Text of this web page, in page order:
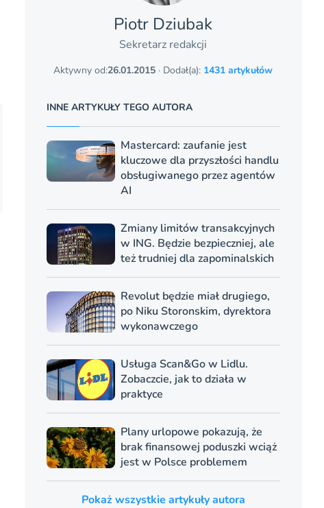
Piotr Dziubak
Sekretarz redakcji
Aktywny od:26.01.2015 · Dodał(a): 1431 artykułów
INNE ARTYKUŁY TEGO AUTORA
Mastercard: zaufanie jest
kluczowe dla przyszłości handlu
obsługiwanego przez agentów
AI
Zmiany limitów transakcyjnych
w ING. Będzie bezpieczniej, ale
też trudniej dla zapominalskich
Revolut będzie miał drugiego,
po Niku Storonskim, dyrektora
wykonawczego
Usługa Scan&Go w Lidlu.
Zobaczcie, jak to działa w
praktyce
Plany urlopowe pokazują, że
brak finansowej poduszki wciąż
jest w Polsce problemem
Pokaż wszystkie artykuły autora